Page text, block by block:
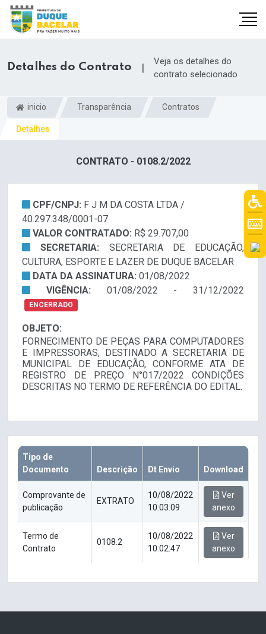
Detalhes do Contrato |
Veja os detalhes do
contrato selecionado
inicio Transparência Contratos
Detalhes
CONTRATO - 0108.2/2022
CPF/CNPJ: F J M DA COSTA LTDA /
40.297.348/0001-07
VALOR CONTRATADO: R$ 29.707,00
SECRETARIA: SECRETARIA DE EDUCAÇÃO,
CULTURA, ESPORTE E LAZER DE DUQUE BACELAR
DATA DA ASSINATURA: 01/08/2022
VIGÊNCIA: 01/08/2022 - 31/12/2022
ENCERRADO
OBJETO:
FORNECIMENTO DE PEÇAS PARA COMPUTADORES
E IMPRESSORAS, DESTINADO A SECRETARIA DE
MUNICIPAL DE EDUCAÇÃO, CONFORME ATA DE
REGISTRO DE PREÇO N°017/2022 CONDIÇÕES
DESCRITAS NO TERMO DE REFERÊNCIA DO EDITAL.
Tipo de
Documento
Descrição Dt Envio Download
Comprovante de
publicação
EXTRATO
10/08/2022
10:03:09
Ver
anexo
Termo de
Contrato
0108.2
10/08/2022
10:02:47
Ver
anexo